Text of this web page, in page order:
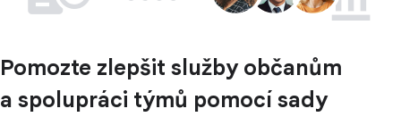
Pomozte zlepšit služby občanům
a spolupráci týmů pomocí sady